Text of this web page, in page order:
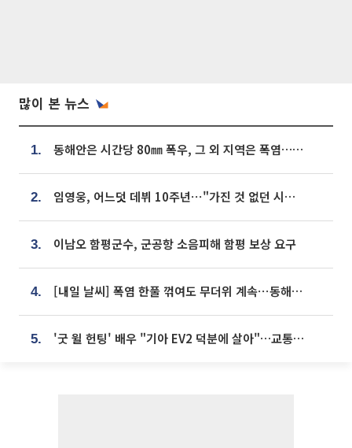
많이 본 뉴스
1. 동해안은 시간당 80㎜ 폭우, 그 외 지역은 폭염…‘극과 극 날씨’
2. 임영웅, 어느덧 데뷔 10주년⋯"가진 것 없던 시절, 내 앞엔 20명의 팬뿐"
3. 이남오 함평군수, 군공항 소음피해 함평 보상 요구
4. [내일 날씨] 폭염 한풀 꺾여도 무더위 계속⋯동해안 이틀 연속 비
5. '굿 윌 헌팅' 배우 "기아 EV2 덕분에 살아"…교통사고 후 안전성 극찬